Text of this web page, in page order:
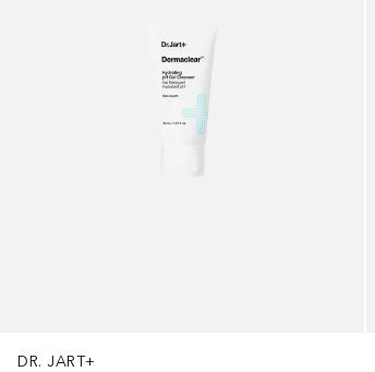
DR. JART+